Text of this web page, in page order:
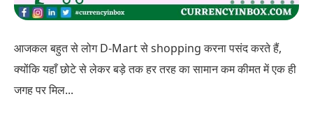
आजकल बहुत से लोग D-Mart से shopping करना पसंद करते हैं,
क्योंकि यहाँ छोटे से लेकर बड़े तक हर तरह का सामान कम कीमत में एक ही
जगह पर मिल...